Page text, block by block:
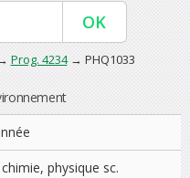
Prog. 4234→ PHQ1033
physique sc.